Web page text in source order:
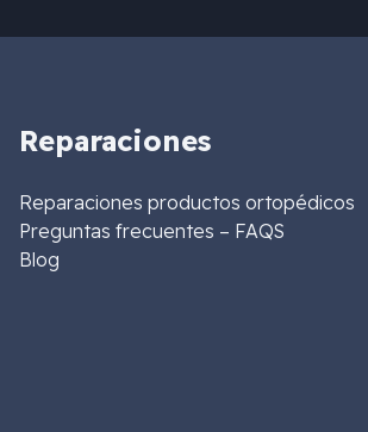
Reparaciones
Reparaciones productos ortopédicos
Preguntas frecuentes – FAQS
Blog